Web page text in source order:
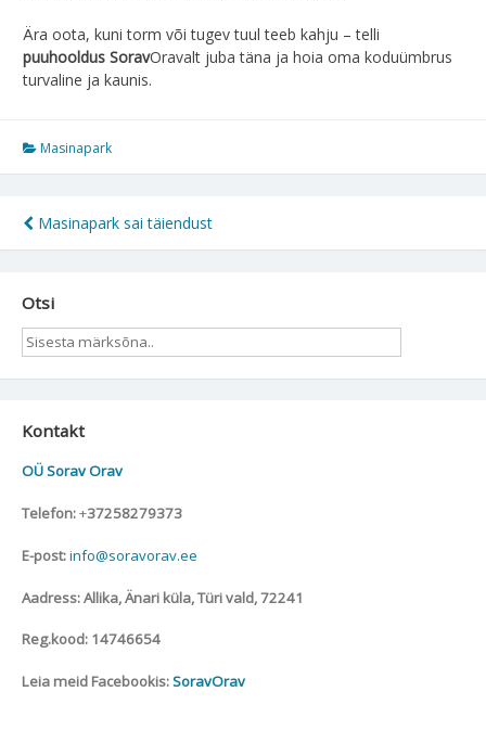
Ära oota, kuni torm või tugev tuul teeb kahju – telli
puuhooldus SoravOravalt juba täna ja hoia oma koduümbrus
turvaline ja kaunis.
Masinapark
Navigeerimine
Masinapark sai täiendust
Otsi
Kontakt
OÜ Sorav Orav
Telefon:+37258279373
E-post:info@soravorav.ee
Aadress: Allika, Änari küla, Türi vald, 72241
Reg.kood: 14746654
Leia meid Facebookis:SoravOrav